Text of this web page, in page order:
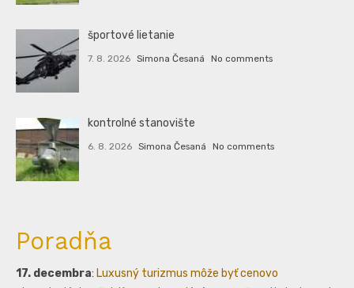
športové lietanie
7. 8. 2026 Simona Česaná No comments
kontrolné stanovište
6. 8. 2026 Simona Česaná No comments
Poradňa
17. decembra: Luxusný turizmus môže byť cenovo